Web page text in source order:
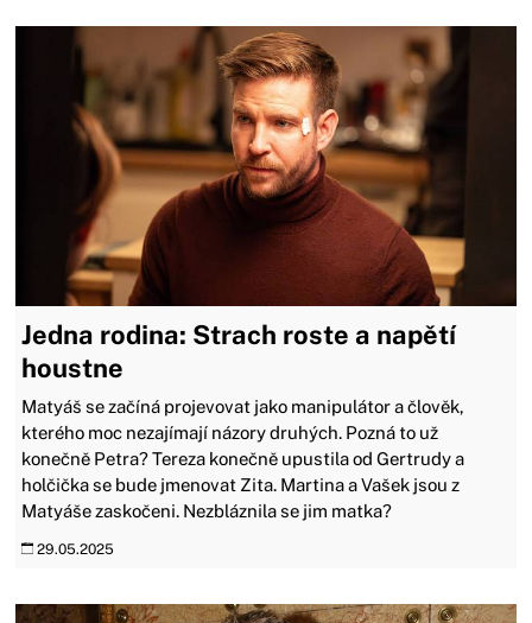
Jedna rodina: Strach roste a napětí
houstne
Matyáš se začíná projevovat jako manipulátor a člověk,
kterého moc nezajímají názory druhých. Pozná to už
konečně Petra? Tereza konečně upustila od Gertrudy a
holčička se bude jmenovat Zita. Martina a Vašek jsou z
Matyáše zaskočeni. Nezbláznila se jim matka?
29.05.2025